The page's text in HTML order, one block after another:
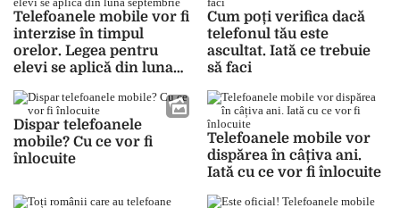
Telefoanele mobile vor fi
interzise în timpul
orelor. Legea pentru
elevi se aplică din luna
Cum poți verifica dacă
telefonul tău este
ascultat. Iată ce trebuie
să faci
Dispar telefoanele
mobile? Cu ce vor fi
înlocuite
Telefoanele mobile vor
dispărea în câțiva ani.
Iată cu ce vor fi înlocuite